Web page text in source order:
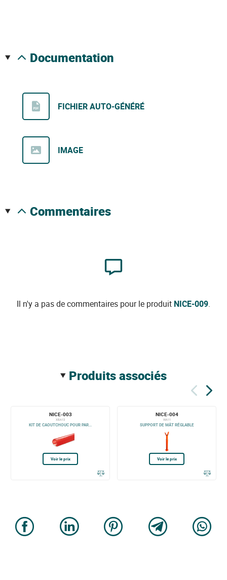
documentation
FICHIER AUTO-GÉNÉRÉ
IMAGE
commentaires
Il n'y a pas de commentaires pour le produit NICE-009.
produits associés
NICE-003
XBA13
KIT DE CAOUTCHOUC POUR PAR...
Voir le prix
NICE-004
WA11
SUPPORT DE MÂT RÉGLABLE
Voir le prix